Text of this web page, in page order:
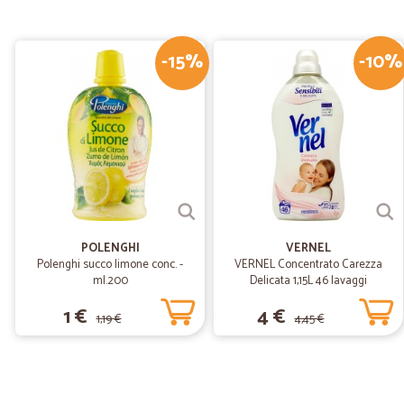
-15%
POLENGHI
Polenghi succo limone conc. -
ml.200
1 € 1,19 €
-10%
VERNEL
VERNEL Concentrato Carezza
Delicata 1,15L 46 lavaggi
4 € 4,45 €